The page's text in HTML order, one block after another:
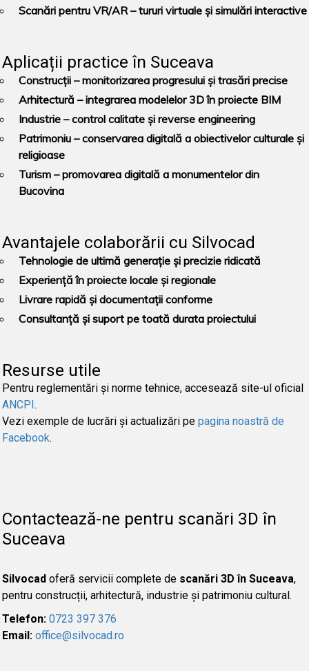
Scanări pentru VR/AR – tururi virtuale și simulări interactive
Aplicații practice în Suceava
Construcții– monitorizarea progresului și trasări precise
Arhitectură – integrarea modelelor 3D în proiecte BIM
Industrie– control calitate și reverse engineering
Patrimoniu– conservarea digitală a obiectivelor culturale și
religioase
Turism– promovarea digitală a monumentelor din
Bucovina
Avantajele colaborării cu Silvocad
Tehnologie de ultimă generație și precizie ridicată
Experiență în proiecte locale și regionale
Livrare rapidă și documentații conforme
Consultanță și suport pe toată durata proiectului
Resurse utile
Pentru reglementări și norme tehnice, accesează site-ul oficial
ANCPI.
Vezi exemple de lucrări și actualizări pe pagina noastră de
Facebook.
Contactează-ne pentru scanări 3D în
Suceava
Silvocadoferă servicii complete de scanări 3D în Suceava,
pentru construcții, arhitectură, industrie și patrimoniu cultural.
Telefon: 0723 397 376
Email: office@silvocad.ro